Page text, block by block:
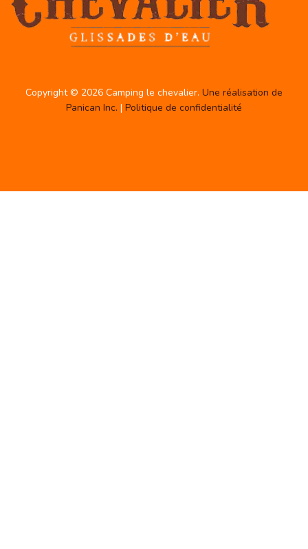
Copyright © 2026 Camping le chevalier. Une réalisation de
Panican Inc. | Politique de confidentialité